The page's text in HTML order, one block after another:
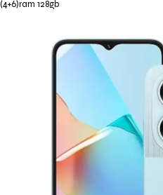
(4+6)ram 128gb